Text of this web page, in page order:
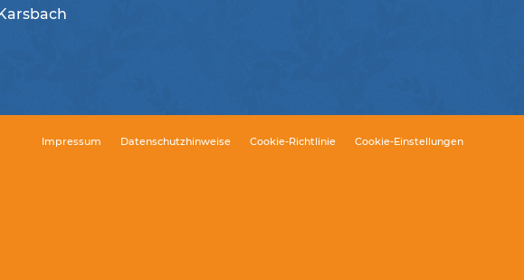
Impressum Datenschutzhinweise Cookie-Richtlinie Cookie-Einstellungen